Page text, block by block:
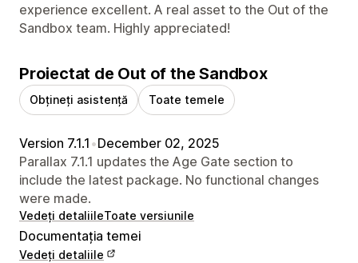
experience excellent. A real asset to the Out of the
Sandbox team. Highly appreciated!
Proiectat de Out of the Sandbox
Obțineți asistență Toate temele
Version 7.1.1 •December 02, 2025
Parallax 7.1.1 updates the Age Gate section to
include the latest package. No functional changes
were made.
Vedeți detaliileToate versiunile
Documentația temei
Vedeți detaliile